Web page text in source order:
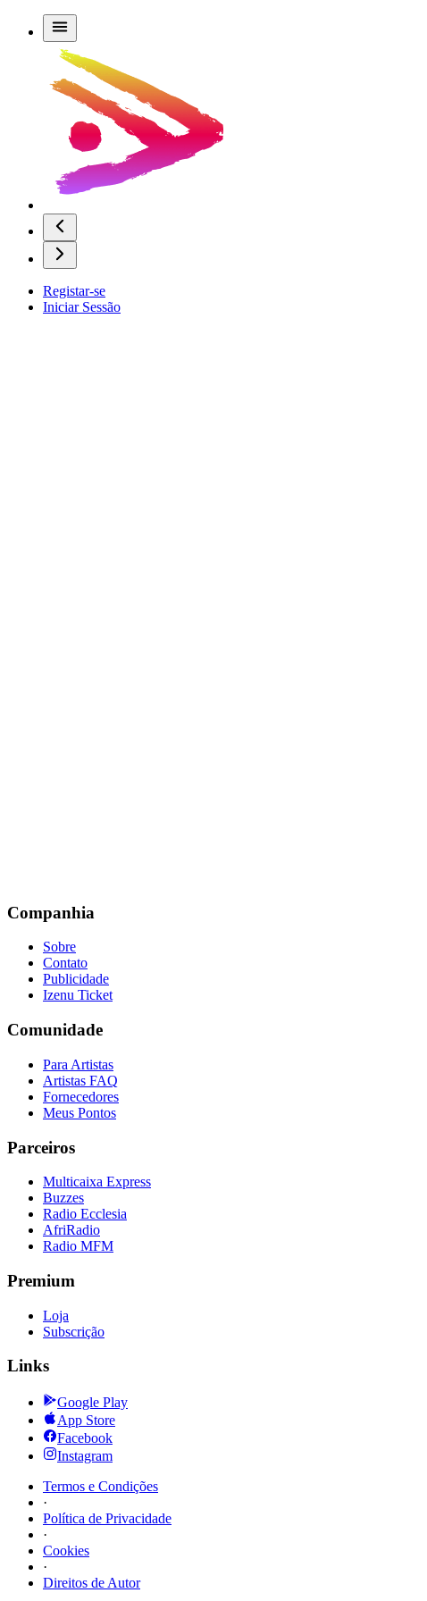
Registar-se
Iniciar Sessão
Companhia
Sobre
Contato
Publicidade
Izenu Ticket
Comunidade
Para Artistas
Artistas FAQ
Fornecedores
Meus Pontos
Parceiros
Multicaixa Express
Buzzes
Radio Ecclesia
AfriRadio
Radio MFM
Premium
Loja
Subscrição
Links
Google Play
App Store
Facebook
Instagram
Termos e Condições
·
Política de Privacidade
·
Cookies
·
Direitos de Autor